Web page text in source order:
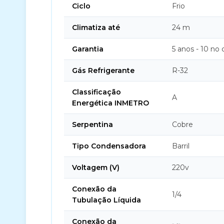
Ciclo Frio
Climatiza até 24 m
Garantia 5 anos - 10 no
Gás Refrigerante R-32
Classificação
Energética INMETRO
A
Serpentina Cobre
Tipo Condensadora Barril
Voltagem (V) 220v
Conexão da
Tubulação Líquida
1/4
Conexão da